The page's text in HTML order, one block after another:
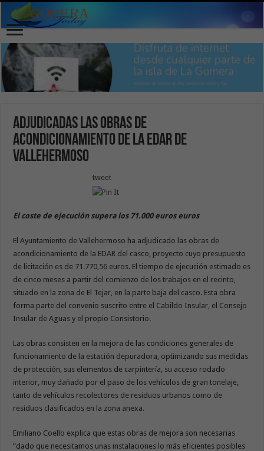
Adjudicadas las obras de
acondicionamiento de la EDAR de
Vallehermoso
tweet
El coste de ejecución supera los 71.000 euros euros
El Ayuntamiento de Vallehermoso ha adjudicado las obras de
acondicionamiento de la EDAR del casco, proyecto cuyo presupuesto
de licitación es de 71.770,56 euros. El tiempo de ejecución estimado es
de cinco meses a partir del comienzo de los trabajos en el recinto,
situado en la zona de El Tejar, en la parte baja del casco. Esta obra
forma parte del convenio suscrito entre el Cabildo Insular, el Consejo
Insular de Aguas y el propio Consistorio.
Las obras consisten en la mejora de las condiciones generales de
funcionamiento de la estación depuradora, optimizando sus medidas
de protección, sus elementos de carpintería, su acceso rodado
interior, muy dañado por el paso de los vehículos de gran tonelaje,
tanto de vehículos recolectores de residuos urbanos como de
residuos clasificados en la zona anexa.
Emiliano Coello explica que estas obras de mejora son necesarias
“dado que necesitamos unas instalaciones lo más eficientes posibles